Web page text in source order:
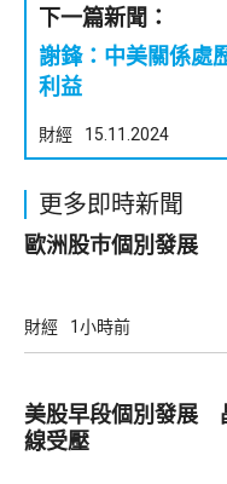
下一篇新聞：
謝鋒：中美關係處
利益
財經 15.11.2024
更多即時新聞
歐洲股巿個別發展
財經 1小時前
美股早段個別發展
線受壓